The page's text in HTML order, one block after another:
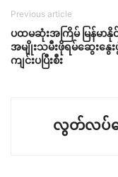
Previous article
ပထမဆုံးအကြိမ် မြန်မာနို
အမျိုးသမီးဖိုရမ်ဆွေးနွေး
ကျင်းပပြီးစီး
လွတ်လပ်သ